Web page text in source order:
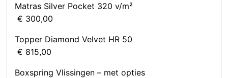
Matras Silver Pocket 320 v/m²
€ 300,00
Topper Diamond Velvet HR 50
€ 815,00
Boxspring Vlissingen – met opties